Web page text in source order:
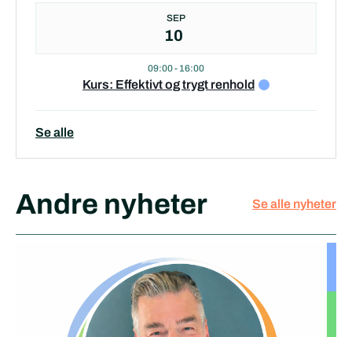
10
SEP
09:00- 16:00
Kurs: Effektivt og trygt renhold
Se alle
Andre nyheter Se alle nyheter